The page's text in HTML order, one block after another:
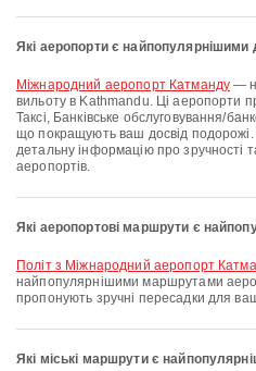
Які аеропорти є
Міжнародний аеропорт Катманду —
вильоту в Kathmandu. Ці аеропорти
Таксі, Банківське обслуговування/
що покращують ваш досвід
детальну інформацію про зручності
аеропортів.
Які аеропортові маршрути є
політ з Міжнародний аеропорт
найпопулярнішими маршрутами
пропонують зручні пересадки для
Які міські маршрути є